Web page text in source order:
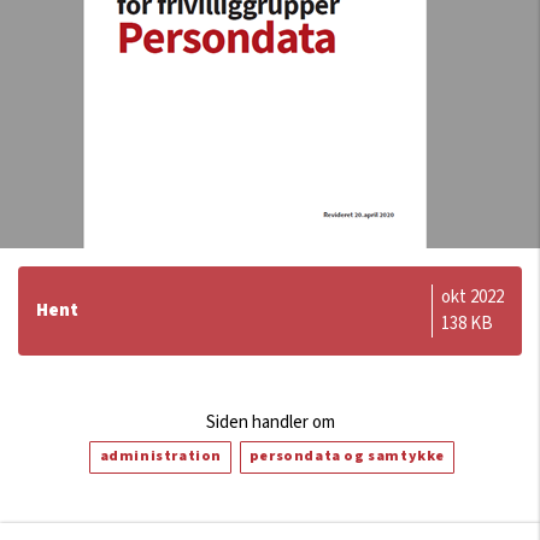
Hent
okt 2022
138 KB
Siden handler om
administration persondata og samtykke